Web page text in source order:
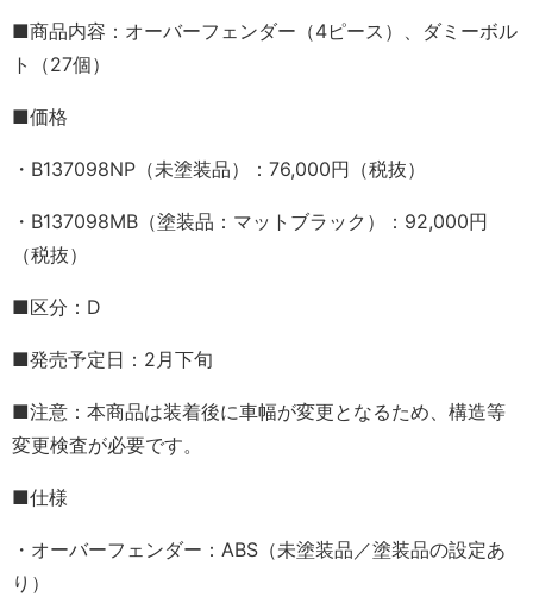
■商品内容：オーバーフェンダー（4ピース）、ダミーボル
ト（27個）
■価格
・B137098NP（未塗装品）：76,000円（税抜）
・B137098MB（塗装品：マットブラック）：92,000円
（税抜）
■区分：D
■発売予定日：2月下旬
■注意：本商品は装着後に車幅が変更となるため、構造等
変更検査が必要です。
■仕様
・オーバーフェンダー：ABS（未塗装品／塗装品の設定あ
り）